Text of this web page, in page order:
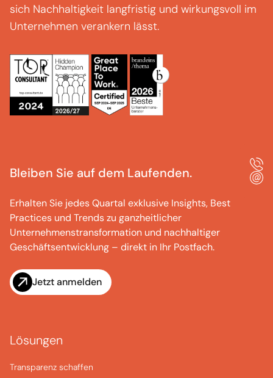
sich Nachhaltigkeit langfristig und wirkungsvoll im
Unternehmen verankern lässt.
Bleiben Sie auf dem Laufenden.
Erhalten Sie jedes Quartal exklusive Insights, Best
Practices und Trends zu ganzheitlicher
Unternehmenstransformation und nachhaltiger
Geschäftsentwicklung – direkt in Ihr Postfach.
Jetzt anmelden
Lösungen
Transparenz schaffen